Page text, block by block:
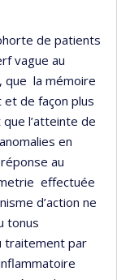
de patients
vague au
que la mémoire
et de façon plus
l’atteinte de
en
au
effectuée
d’action ne
tonus
traitement par